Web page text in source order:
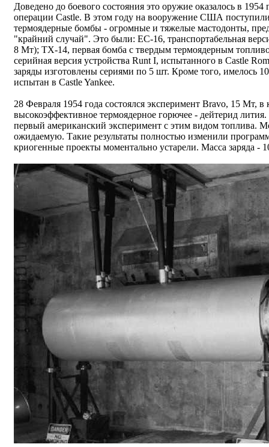
Доведено до боевого состояния это оружие оказалось в
операции Castle. В этом году на вооружение США
термоядерные бомбы - огромные и тяжелые мастодонты,
"крайний случай". Это были: EC-16, транспортабельная
8 Мт); TX-14, первая бомба с твердым термоядерным
серийная версия устройства Runt I, испытанного в Castle
заряды изготовлены сериями по 5 шт. Кроме того, имелось
испытан в Castle Yankee.
28 Февраля 1954 года состоялся эксперимент Bravo, 15 Мт, в
высокоэффективное термоядерное горючее - дейтерид
первый американский эксперимент с этим видом топлива.
ожидаемую. Такие результаты полностью изменили
криогенные проекты моментально устарели. Масса заряда -